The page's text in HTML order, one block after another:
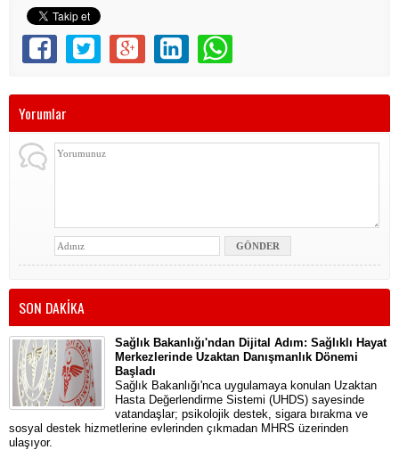
Yorumlar
SON DAKİKA
Sağlık Bakanlığı'ndan Dijital Adım: Sağlıklı Hayat
Merkezlerinde Uzaktan Danışmanlık Dönemi
Başladı
Sağlık Bakanlığı'nca uygulamaya konulan Uzaktan
Hasta Değerlendirme Sistemi (UHDS) sayesinde
vatandaşlar; psikolojik destek, sigara bırakma ve
sosyal destek hizmetlerine evlerinden çıkmadan MHRS üzerinden
ulaşıyor.